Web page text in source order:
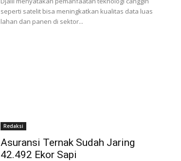
seperti satelit bisa meningkatkan kualitas data luas
lahan dan panen di sektor...
Redaksi
Asuransi Ternak Sudah Jaring
42.492 Ekor Sapi